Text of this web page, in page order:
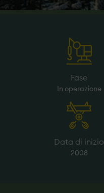
Fase
In operazione
Data di inizio
2008